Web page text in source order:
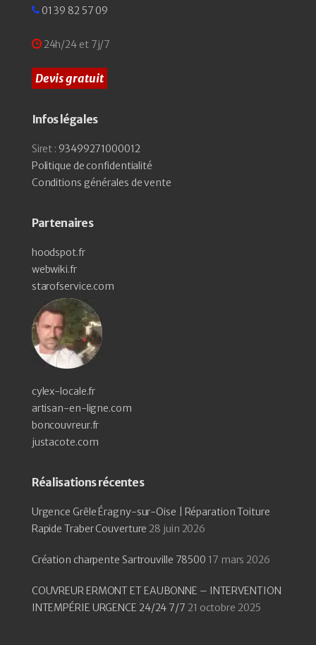
01 39 82 57 09
24h/24 et 7j/7
Devis gratuit
Infos légales
Siret : 93499271000012
Politique de confidentialité
Conditions générales de vente
Partenaires
hoodspot.fr
webwiki.fr
starofservice.com
cylex-locale.fr
artisan-en-ligne.com
boncouvreur.fr
justacote.com
Réalisations récentes
Urgence Grêle Éragny-sur-Oise | Réparation Toiture
Rapide Traber Couverture 28 juin 2026
Création charpente Sartrouville 78500 17 mars 2026
COUVREUR ERMONT ET EAUBONNE – INTERVENTION
INTEMPÉRIE URGENCE 24/24 7/7 21 octobre 2025